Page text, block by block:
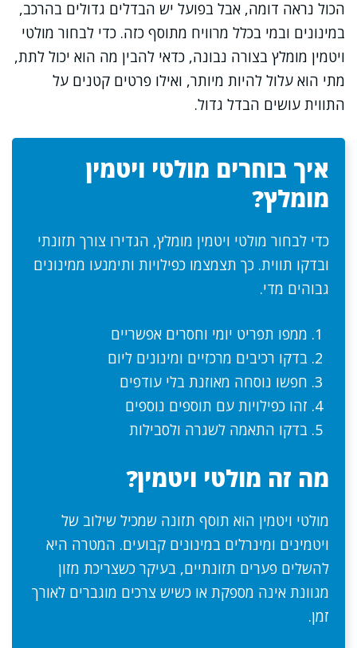
הכול נראה דומה, אבל בפועל יש הבדלים גדולים בהרכב,
במינונים ובמי בכלל מרוויח מתוסף כזה. כדי לבחור מולטי
ויטמין מומלץ בצורה נבונה, כדאי להבין מה הוא יכול לתת,
מתי הוא עלול להיות מיותר, ואילו פרטים קטנים על
התווית עושים הבדל גדול.
איך בוחרים מולטי ויטמין
מומלץ?
כדי לבחור מולטי ויטמין מומלץ, הגדירו צורך תזונתי
ובדקו תווית. כך תצמצמו כפילויות ותימנעו ממינונים
גבוהים מדי.
ממפו תפריט יומי וחסרים אפשריים
בדקו רכיבים מרכזיים ומינונים ליום
חפשו נוסחה מאוזנת בלי עודפים
זהו כפילויות עם תוספים נוספים
בדקו התאמה לשגרה ולסבילות
מה זה מולטי ויטמין?
מולטי ויטמין הוא תוסף תזונה שמכיל שילוב של
ויטמינים ומינרלים במינונים קבועים. המטרה היא
להשלים פערים תזונתיים, בעיקר כשצריכת מזון
מגוונת אינה מספקת או כשיש צרכים מוגברים לאורך
זמן.